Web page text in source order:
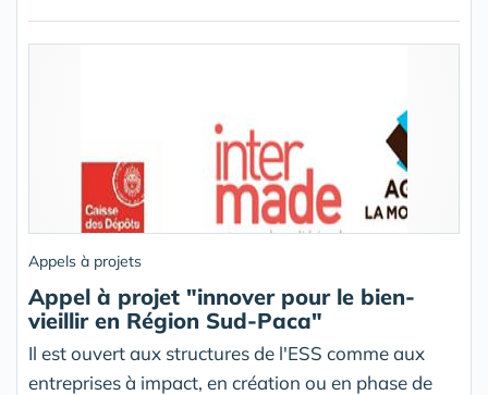
Appels à projets
Appel à projet "innover pour le bien-
vieillir en Région Sud-Paca"
Il est ouvert aux structures de l'ESS comme aux
entreprises à impact, en création ou en phase de